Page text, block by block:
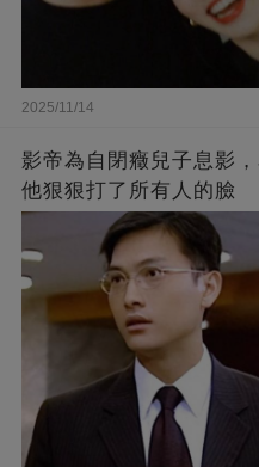
2025/11/14
影帝為自閉癥兒子息影
他狠狠打了所有人的臉